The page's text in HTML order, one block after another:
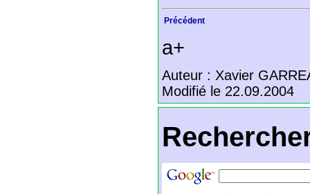
Précédent
a+
Auteur : Xavier
Modifié le 22.09.2004